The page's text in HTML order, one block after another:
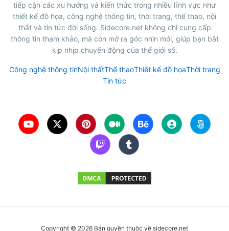
tiếp cận các xu hướng và kiến thức trong nhiều lĩnh vực như
thiết kế đồ họa, công nghệ thông tin, thời trang, thể thao, nội
thất và tin tức đời sống. Sidecore.net không chỉ cung cấp
thông tin tham khảo, mà còn mở ra góc nhìn mới, giúp bạn bắt
kịp nhịp chuyển động của thế giới số.
Công nghệ thông tinNội thấtThể thaoThiết kế đồ họaThời trang
Tin tức
Copyright © 2026 Bản quyền thuộc về sidecore.net